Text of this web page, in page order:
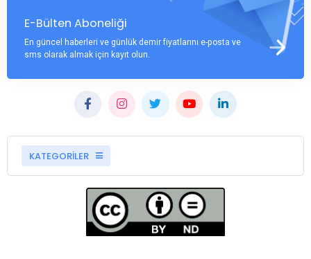
E-Bülten Aboneliği
En güncel haberleri ve günlük demir fiyatlarını e-posta ve
sms olarak almak için kayıt olun.
KATEGORİLER